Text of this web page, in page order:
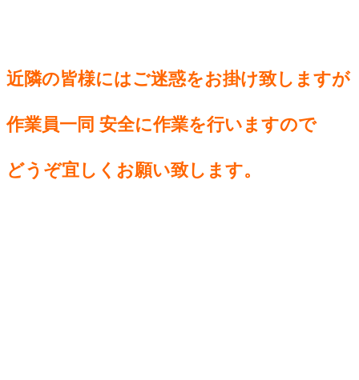
近隣の皆様にはご迷惑をお掛け致しますが
作業員一同 安全に作業を行いますので
どうぞ宜しくお願い致します。